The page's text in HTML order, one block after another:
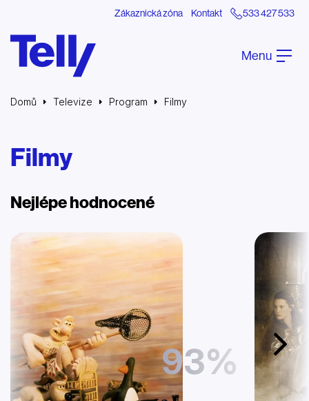
Zákaznická zóna Kontakt 533 427 533
Menu
Domů Televize Program Filmy
Filmy
Nejlépe hodnocené
Další
93%